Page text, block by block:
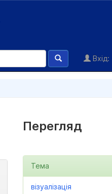
Вхід:
Перегляд
Тема
візуалізація